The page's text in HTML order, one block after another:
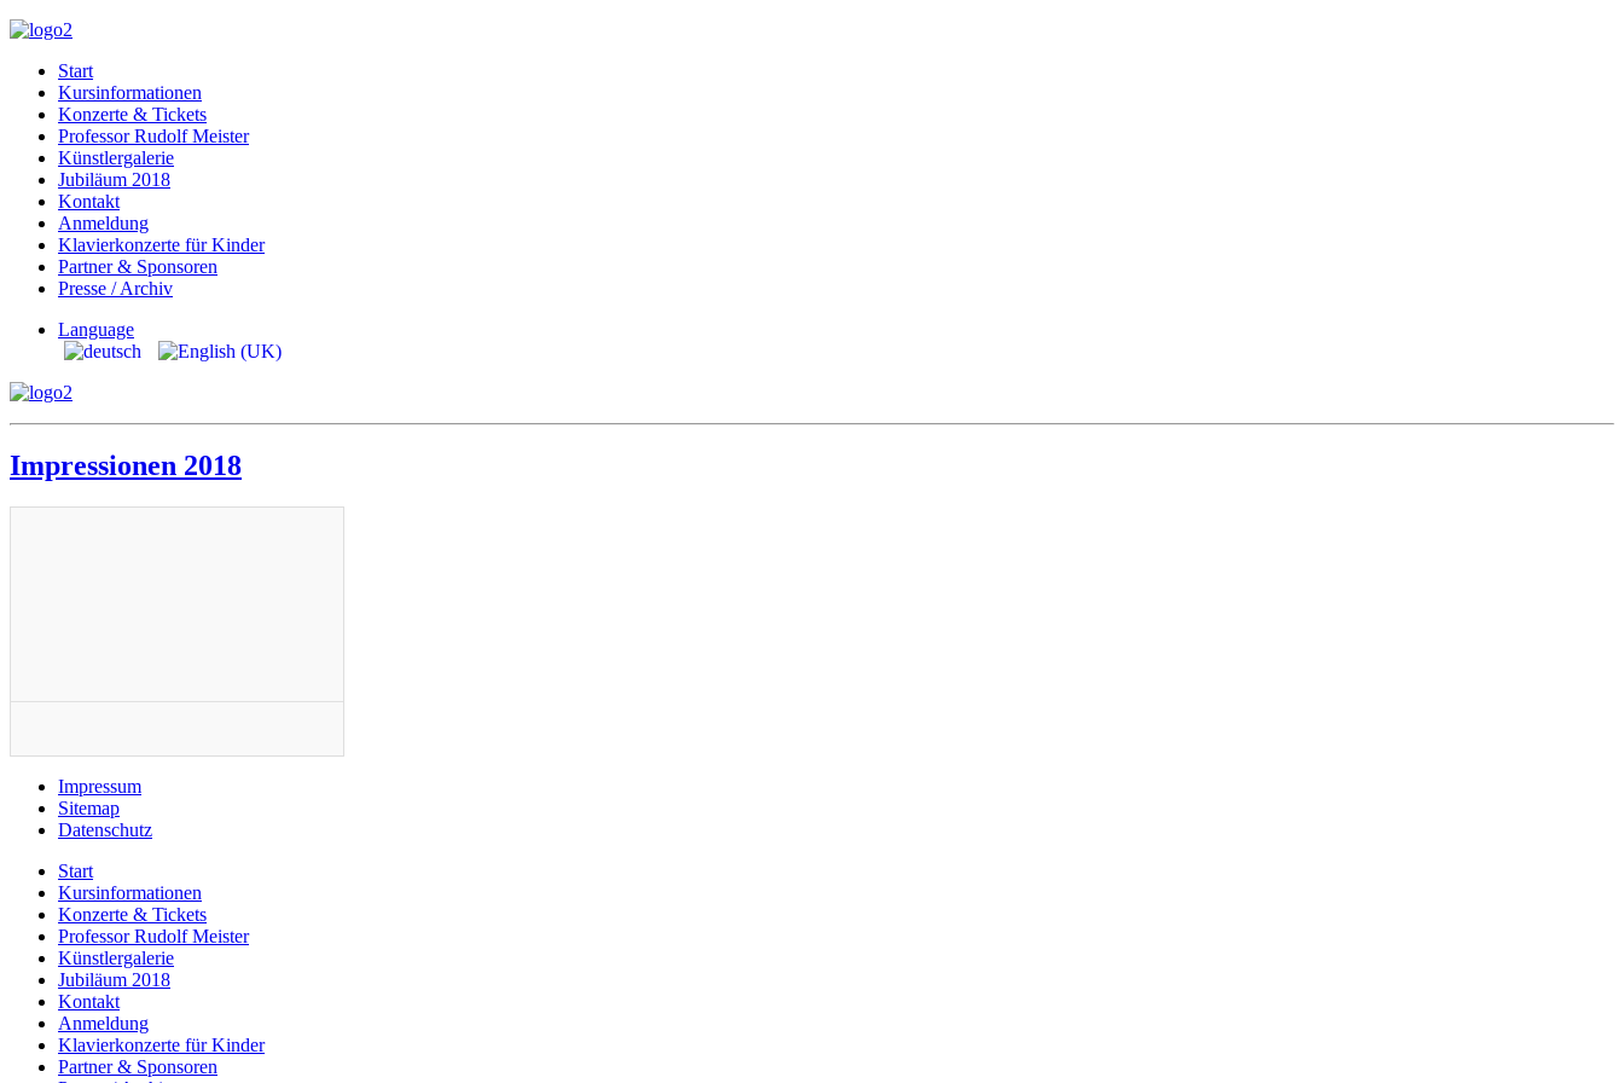
Start
Kursinformationen
Konzerte & Tickets
Professor Rudolf Meister
Künstlergalerie
Jubiläum 2018
Kontakt
Anmeldung
Klavierkonzerte für Kinder
Partner & Sponsoren
Presse / Archiv
Language
Impressionen 2018
Impressum
Sitemap
Datenschutz
Start
Kursinformationen
Konzerte & Tickets
Professor Rudolf Meister
Künstlergalerie
Jubiläum 2018
Kontakt
Anmeldung
Klavierkonzerte für Kinder
Partner & Sponsoren